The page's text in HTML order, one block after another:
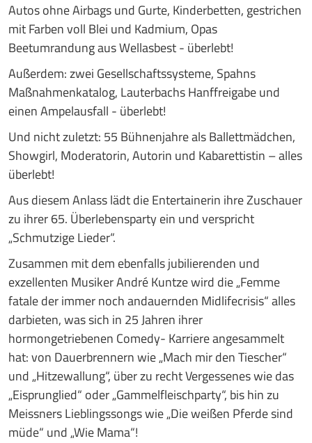
Autos ohne Airbags und Gurte, Kinderbetten, gestrichen
mit Farben voll Blei und Kadmium, Opas
Beetumrandung aus Wellasbest - überlebt!
Außerdem: zwei Gesellschaftssysteme, Spahns
Maßnahmenkatalog, Lauterbachs Hanffreigabe und
einen Ampelausfall - überlebt!
Und nicht zuletzt: 55 Bühnenjahre als Ballettmädchen,
Showgirl, Moderatorin, Autorin und Kabarettistin – alles
überlebt!
Aus diesem Anlass lädt die Entertainerin ihre Zuschauer
zu ihrer 65. Überlebensparty ein und verspricht
„Schmutzige Lieder“.
Zusammen mit dem ebenfalls jubilierenden und
exzellenten Musiker André Kuntze wird die „Femme
fatale der immer noch andauernden Midlifecrisis“ alles
darbieten, was sich in 25 Jahren ihrer
hormongetriebenen Comedy- Karriere angesammelt
hat: von Dauerbrennern wie „Mach mir den Tiescher“
und „Hitzewallung“, über zu recht Vergessenes wie das
„Eisprunglied“ oder „Gammelfleischparty“, bis hin zu
Meissners Lieblingssongs wie „Die weißen Pferde sind
müde“ und „Wie Mama“!